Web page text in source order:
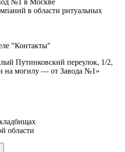
№1 в Москве
в области ритуальных
"Контакты"
Путинковский переулок, 1/2,
на могилу — от Завода №1»
области